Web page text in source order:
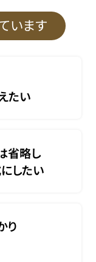
います
たい
省略し
したい
り